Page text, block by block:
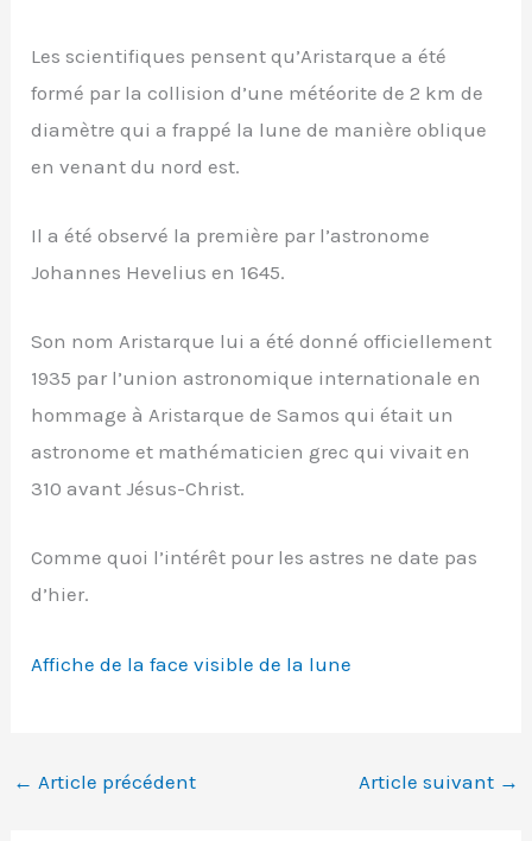
Les scientifiques pensent qu’Aristarque a été
formé par la collision d’une météorite de 2 km de
diamètre qui a frappé la lune de manière oblique
en venant du nord est.
Il a été observé la première par l’astronome
Johannes Hevelius en 1645.
Son nom Aristarque lui a été donné officiellement
1935 par l’union astronomique internationale en
hommage à Aristarque de Samos qui était un
astronome et mathématicien grec qui vivait en
310 avant Jésus-Christ.
Comme quoi l’intérêt pour les astres ne date pas
d’hier.
Affiche de la face visible de la lune
← Article précédent Article suivant →